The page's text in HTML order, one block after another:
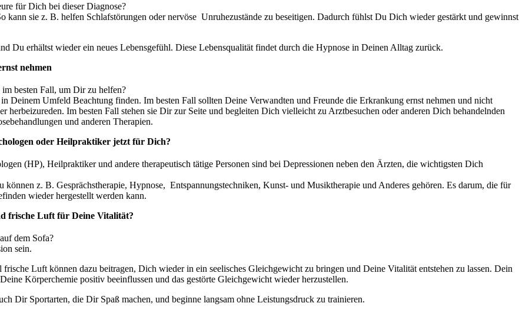
für Dich bei dieser Diagnose?
kann sie z. B. helfen Schlafstörungen oder nervöse Unruhezustände zu beseitigen. Dadurch fühlst Du Dich wieder gestärkt und gewinnst
Du erhältst wieder ein neues Lebensgefühl. Diese Lebensqualität findet durch die Hypnose in Deinen Alltag zurück.
nehmen
besten Fall, um Dir zu helfen?
Deinem Umfeld Beachtung finden. Im besten Fall sollten Deine Verwandten und Freunde die Erkrankung ernst nehmen und nicht
herbeizureden. Im besten Fall stehen sie Dir zur Seite und begleiten Dich vielleicht zu Arztbesuchen oder anderen Dich behandelnden
und anderen Therapien.
oder Heilpraktiker jetzt für Dich?
(HP), Heilpraktiker und andere therapeutisch tätige Personen sind bei Depressionen neben den Ärzten, die wichtigsten Dich
z. B. Gesprächstherapie, Hypnose, Entspannungstechniken, Kunst- und Musiktherapie und Anderes gehören. Es darum, die für
wieder hergestellt werden kann.
frische Luft für Deine Vitalität?
dem Sofa?
sein.
Luft können dazu beitragen, Dich wieder in ein seelisches Gleichgewicht zu bringen und Deine Vitalität entstehen zu lassen. Dein
Körperchemie positiv beeinflussen und das gestörte Gleichgewicht wieder herzustellen.
Dir Sportarten, die Dir Spaß machen, und beginne langsam ohne Leistungsdruck zu trainieren.